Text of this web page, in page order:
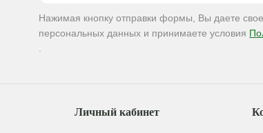
Нажимая кнопку отправки формы, Вы даете
персональных данных и принимаете условия
Личный кабинет